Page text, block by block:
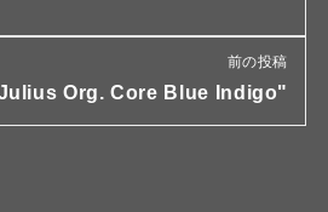
前の投稿
Org. Core Blue Indigo"